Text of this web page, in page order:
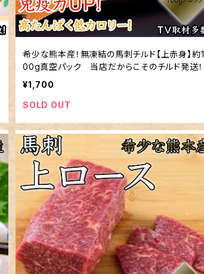
希少な熊本産！無凍結の馬刺チルド【上赤身】約1
00g真空パック 当店だからこそのチルド発送！
¥1,700
SOLD OUT